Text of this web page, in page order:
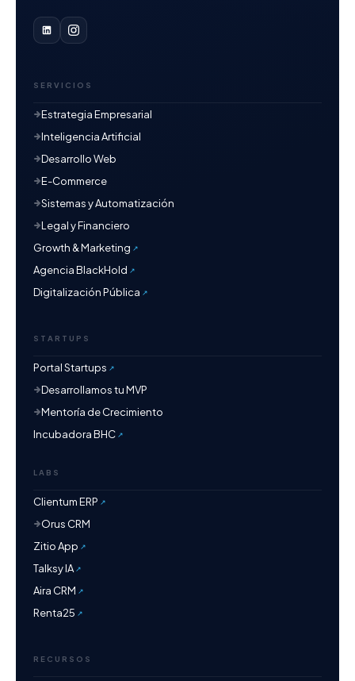
SERVICIOS
Estrategia Empresarial
Inteligencia Artificial
Desarrollo Web
E-Commerce
Sistemas y Automatización
Legal y Financiero
Growth & Marketing
Agencia BlackHold
Digitalización Pública
STARTUPS
Portal Startups
Desarrollamos tu MVP
Mentoría de Crecimiento
Incubadora BHC
LABS
Clientum ERP
Orus CRM
Zitio App
Talksy IA
Aira CRM
Renta25
RECURSOS